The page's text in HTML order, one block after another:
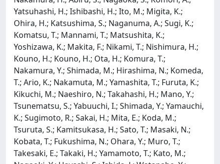
Yatsuhashi, H.; Ishibashi, H.; Ito, M.; Migita, K.;
Ohira, H.; Katsushima, S.; Naganuma, A.; Sugi, K.;
Komatsu, T.; Mannami, T.; Matsushita, K.;
Yoshizawa, K.; Makita, F.; Nikami, T.; Nishimura, H.;
Kouno, H.; Kouno, H.; Ota, H.; Komura, T.;
Nakamura, Y.; Shimada, M.; Hirashima, N.; Komeda,
T.; Ario, K.; Nakamuta, M.; Yamashita, T.; Furuta, K.;
Kikuchi, M.; Naeshiro, N.; Takahashi, H.; Mano, Y.;
Tsunematsu, S.; Yabuuchi, I.; Shimada, Y.; Yamauchi,
K.; Sugimoto, R.; Sakai, H.; Mita, E.; Koda, M.;
Tsuruta, S.; Kamitsukasa, H.; Sato, T.; Masaki, N.;
Kobata, T.; Fukushima, N.; Ohara, Y.; Muro, T.;
Takesaki, E.; Takaki, H.; Yamamoto, T.; Kato, M.;